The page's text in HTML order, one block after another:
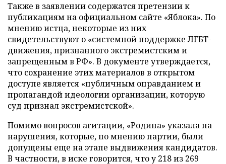
Также в заявлении содержатся претензии к
публикациям на официальном сайте «Яблока». По
мнению истца, некоторые из них
свидетельствуют о «системной поддержке ЛГБТ-
движения, признанного экстремистским и
запрещенным в РФ». В документе утверждается,
что сохранение этих материалов в открытом
доступе является «публичным оправданием и
пропагандой идеологии организации, которую
суд признал экстремистской».
Помимо вопросов агитации, «Родина» указала на
нарушения, которые, по мнению партии, были
допущены еще на этапе выдвижения кандидатов.
В частности, в иске говорится, что у 218 из 269